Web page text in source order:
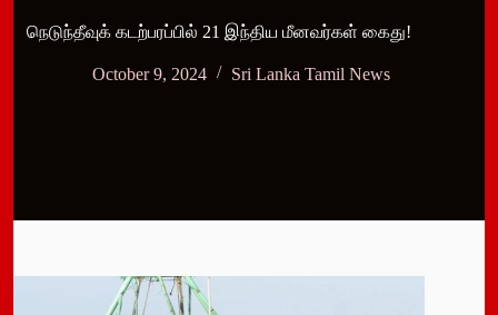
நெடுந்தீவுக் கடற்பரப்பில் 21 இந்திய மீனவர்கள் கைது!
October 9, 2024 Sri Lanka Tamil News